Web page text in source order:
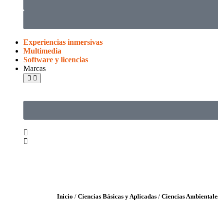
Experiencias inmersivas
Multimedia
Software y licencias
Marcas
Inicio / Ciencias Básicas y Aplicadas / Ciencias